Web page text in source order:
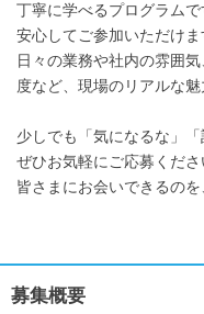
丁寧に学べるプログラムで
安心してご参加いただけま
日々の業務や社内の雰囲
度など、現場のリアルな魅
少しでも「気になるな」
ぜひお気軽にご応募くださ
皆さまにお会いできるの
募集概要